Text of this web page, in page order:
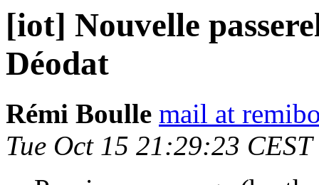
[iot] Nouvelle
Déodat
Rémi Boulle mail at
Tue Oct 15 21:29:23